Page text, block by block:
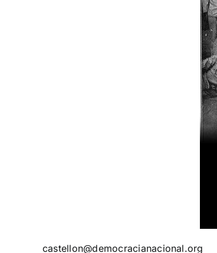
castellon@democracianacional.org